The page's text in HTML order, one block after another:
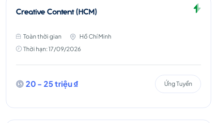
Creative Content (HCM)
Toàn thời gian
Hồ Chí Minh
Thời hạn: 17/09/2026
20 - 25 triệu ₫ Ứng Tuyển